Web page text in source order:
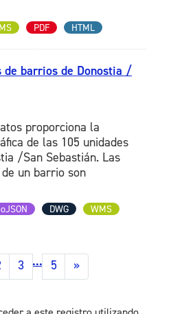
PDF HTML
de barrios de Donostia /
proporciona la
de las 105 unidades
/San Sebastián. Las
un barrio son
DWG
WMS
3 ... 5 »